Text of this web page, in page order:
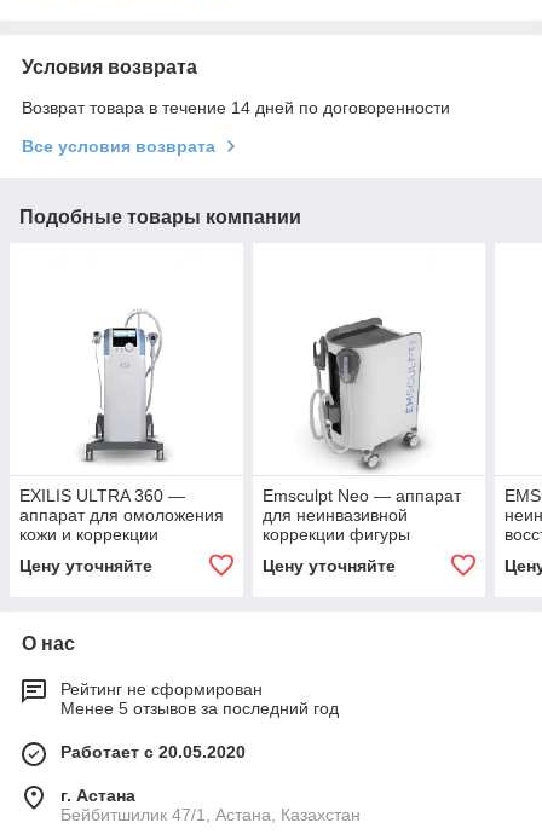
Условия возврата
Возврат товара в течение 14 дней по договоренности
Все условия возврата
Подобные товары компании
EXILIS ULTRA 360 —
аппарат для омоложения
кожи и коррекции
Цену уточняйте
Emsculpt Neo — аппарат
для неинвазивной
коррекции фигуры
Цену уточняйте
О нас
Рейтинг не сформирован
Менее 5 отзывов за последний год
Работает с 20.05.2020
г. Астана
Бейбитшилик 47/1, Астана, Казахстан